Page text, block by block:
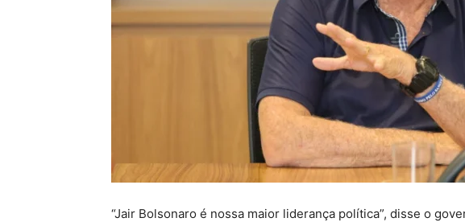
“Jair Bolsonaro é nossa maior liderança política”, disse o